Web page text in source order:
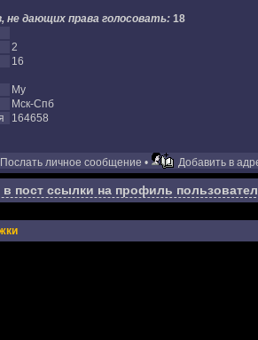
не дающих права голосовать: 18
2
16
Му
Мск-Спб
164658
Послать личное сообщение • Добавить в
в пост ссылки на профиль